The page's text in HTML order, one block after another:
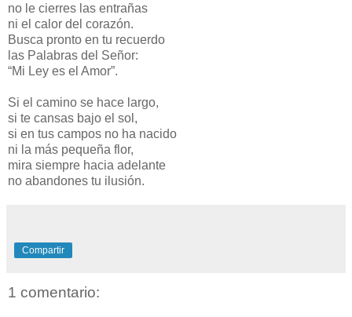
no le cierres las entrañas
ni el calor del corazón.
Busca pronto en tu recuerdo
las Palabras del Señor:
“Mi Ley es el Amor”.
Si el camino se hace largo,
si te cansas bajo el sol,
si en tus campos no ha nacido
ni la más pequeña flor,
mira siempre hacia adelante
no abandones tu ilusión.
Compartir
1 comentario: